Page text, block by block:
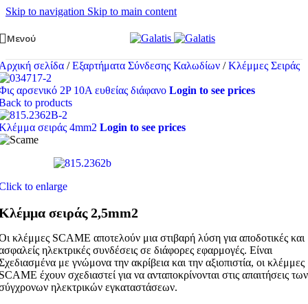
Skip to navigation Skip to main content
Μενού
σελίδα / Εξαρτήματα Σύνδεσης Καλωδίων / Κλέμμες Σειράς
αρσενικό 2P 10Α ευθείας διάφανο Login to see prices
to products
σειράς 4mm2 Login to see prices
to enlarge
σειράς 2,5mm2
κλέμμες SCAME αποτελούν μια στιβαρή λύση για αποδοτικές και
ηλεκτρικές συνδέσεις σε διάφορες εφαρμογές. Είναι
με γνώμονα την ακρίβεια και την αξιοπιστία, οι κλέμμες
έχουν σχεδιαστεί για να ανταποκρίνονται στις απαιτήσεις των
ηλεκτρικών εγκαταστάσεων.